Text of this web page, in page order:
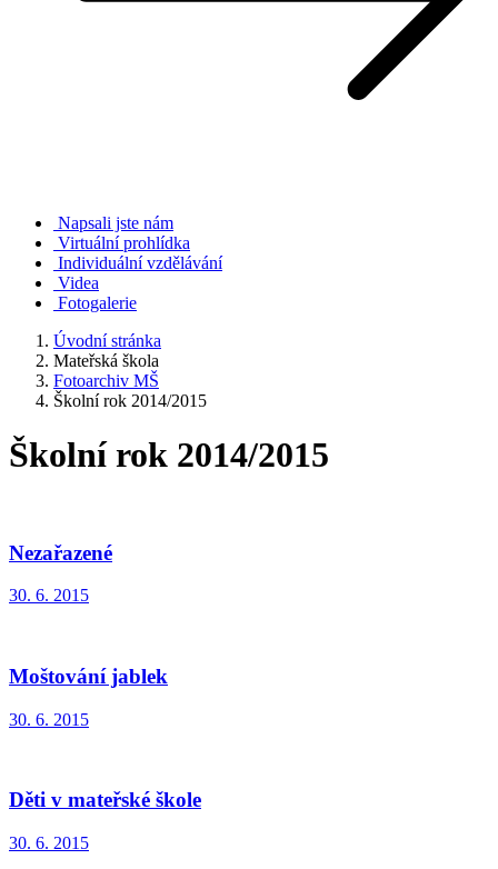
Napsali jste nám
Virtuální prohlídka
Individuální vzdělávání
Videa
Fotogalerie
Úvodní stránka
Mateřská škola
Fotoarchiv MŠ
Školní rok 2014/2015
Školní rok 2014/2015
Nezařazené
30. 6. 2015
Moštování jablek
30. 6. 2015
Děti v mateřské škole
30. 6. 2015